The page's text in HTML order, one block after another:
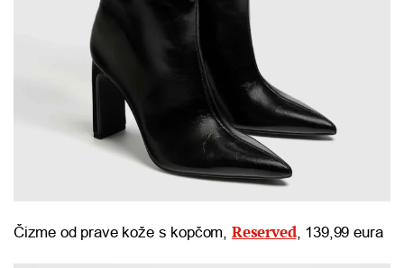
Čizme od prave kože s kopčom, Reserved, 139,99 eura